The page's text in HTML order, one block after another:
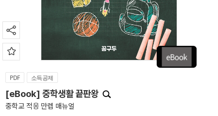
PDF 소득공제
[eBook] 중학생활 끝판왕
중학교 적응 만렙 매뉴얼